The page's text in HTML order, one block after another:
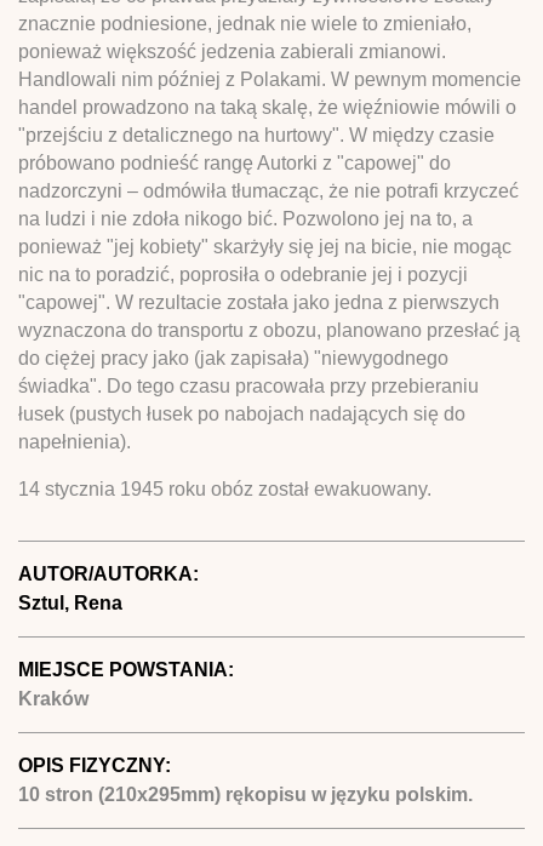
znacznie podniesione, jednak nie wiele to zmieniało,
ponieważ większość jedzenia zabierali zmianowi.
Handlowali nim później z Polakami. W pewnym momencie
handel prowadzono na taką skalę, że więźniowie mówili o
"przejściu z detalicznego na hurtowy". W między czasie
próbowano podnieść rangę Autorki z "capowej" do
nadzorczyni – odmówiła tłumacząc, że nie potrafi krzyczeć
na ludzi i nie zdoła nikogo bić. Pozwolono jej na to, a
ponieważ "jej kobiety" skarżyły się jej na bicie, nie mogąc
nic na to poradzić, poprosiła o odebranie jej i pozycji
"capowej". W rezultacie została jako jedna z pierwszych
wyznaczona do transportu z obozu, planowano przesłać ją
do ciężej pracy jako (jak zapisała) "niewygodnego
świadka". Do tego czasu pracowała przy przebieraniu
łusek (pustych łusek po nabojach nadających się do
napełnienia).
14 stycznia 1945 roku obóz został ewakuowany.
AUTOR/AUTORKA:
Sztul, Rena
MIEJSCE POWSTANIA:
Kraków
OPIS FIZYCZNY:
10 stron (210x295mm) rękopisu w języku polskim.